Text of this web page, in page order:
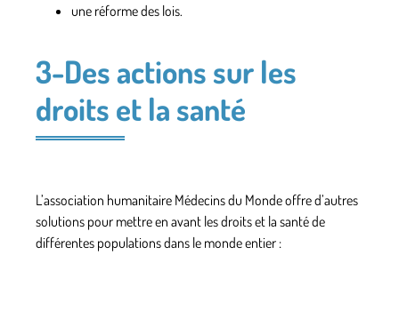
une réforme des lois.
3-Des actions sur les
droits et la santé
L’association humanitaire Médecins du Monde offred’autres
solutions pour mettre en avant les droits et la santé de
différentes populations dans le monde entier :